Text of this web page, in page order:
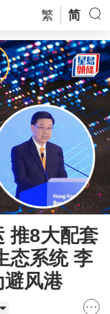
繁 简
推8大配套
态系统 李
风港